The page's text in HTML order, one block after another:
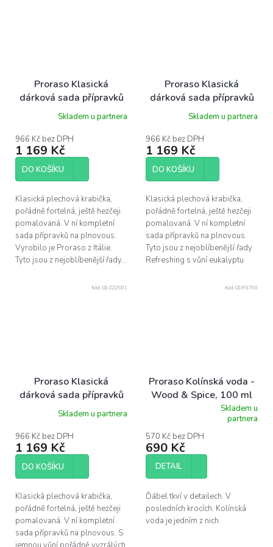
Proraso Klasická
dárková sada přípravků
na plnovous- dřevo a
Skladem u partnera
966 Kč bez DPH
1 169 Kč
DO KOŠÍKU
Klasická plechová krabička,
pořádně fortelná, ještě hezčeji
pomalovaná. V ní kompletní
sada přípravků na plnovous.
Vyrobilo je Proraso z Itálie.
Tyto jsou z nejoblíbenější řady...
Proraso Klasická
dárková sada přípravků
na plnovous- eukalyptus
Skladem u partnera
966 Kč bez DPH
1 169 Kč
DO KOŠÍKU
Klasická plechová krabička,
pořádně fortelná, ještě hezčeji
pomalovaná. V ní kompletní
sada přípravků na plnovous.
Tyto jsou z nejoblíbenější řady
Refreshing s vůní eukalyptu
Proraso Klasická
dárková sada přípravků
na plnovous-
středozemní citrus
Skladem u partnera
966 Kč bez DPH
1 169 Kč
DO KOŠÍKU
Klasická plechová krabička,
pořádně fortelná, ještě hezčeji
pomalovaná. V ní kompletní
sada přípravků na plnovous. S
Kód: GS-ZZ2601
Proraso Kolínská voda -
Wood & Spice, 100 ml
produktu
je
5,0
5
Skladem u
partnera
570 Kč bez DPH
690 Kč
DETAIL
Ďábel tkví v detailech. V
posledních krocích. Kolínská
voda je jedním z nich.
Kód: GS-P3790